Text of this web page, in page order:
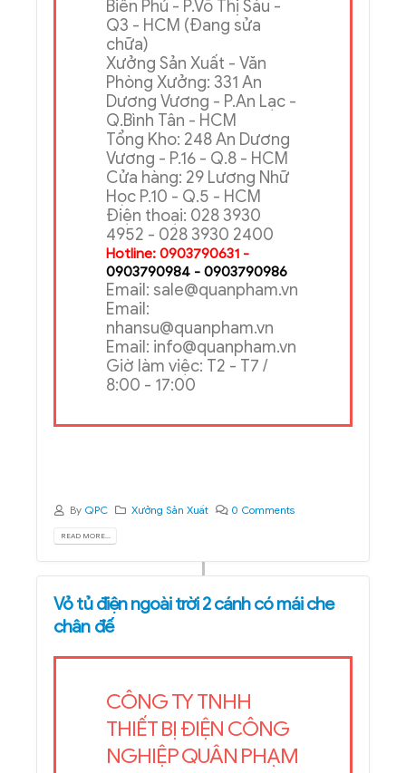
Chuyên cung cấp thiết bị
điện, sản xuấtvỏ tủ điện
thang máng cáp
cầu
Trụ sở chính: 285A Điện
Biên Phủ - P.Võ Thị Sáu -
Q3 - HCM (Đang sửa
chữa)
Xưởng Sản Xuất - Văn
Phòng Xưởng: 331 An
Dương Vương - P.An Lạc -
Q.Bình Tân - HCM
Tổng Kho: 248 An Dương
Vương - P.16 - Q.8 - HCM
Cửa hàng: 29 Lương Nhữ
Học P.10 - Q.5 - HCM
Điện thoại: 028 3930
4952 - 028 3930 2400
Hotline: 0903790631 -
0903790984 - 0903790986
Email: sale@quanpham.vn
nhansu@quanpham.vn
ByQPC Xưởng Sản Xuất 0 Comments
READ MORE...
Vỏ tủ điện ngoài trời 2 cánh có mái che
chân đế